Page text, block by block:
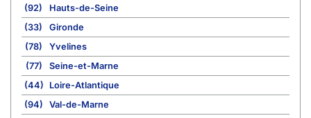
(92)
Hauts-de-Seine
(33)
Gironde
(78)
Yvelines
(77)
Seine-et-Marne
(44)
Loire-Atlantique
(94)
Val-de-Marne